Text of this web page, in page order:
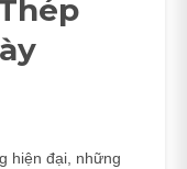
hiện đại, những